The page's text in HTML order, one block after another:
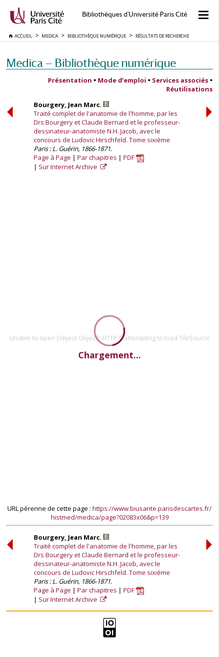
Bibliothèques d'Université Paris Cité
ACCUEIL MEDICA BIBLIOTHÈQUE NUMÉRIQUE RÉSULTATS DE RECHERCHE
Medica — Bibliothèque numérique
Présentation • Mode d’emploi • Services associés •
Réutilisations
Bourgery, Jean Marc.
Traité complet de l'anatomie de l'homme, par les
Drs Bourgery et Claude Bernard et le professeur-
dessinateur-anatomiste N.H. Jacob, avec le
concours de Ludovic Hirschfeld. Tome sixième
Paris : L. Guérin, 1866-1871.
Page à Page
Par chapitres
PDF
Sur Internet Archive
Unable to open [object Object]: HTTP 0 attempting to load TileSource
Chargement...
URL pérenne de cette page : https://www.biusante.parisdescartes.fr/
histmed/medica/page?02083x06&p=139
Bourgery, Jean Marc.
Traité complet de l'anatomie de l'homme, par les
Drs Bourgery et Claude Bernard et le professeur-
dessinateur-anatomiste N.H. Jacob, avec le
concours de Ludovic Hirschfeld. Tome sixième
Paris : L. Guérin, 1866-1871.
Page à Page
Par chapitres
PDF
Sur Internet Archive